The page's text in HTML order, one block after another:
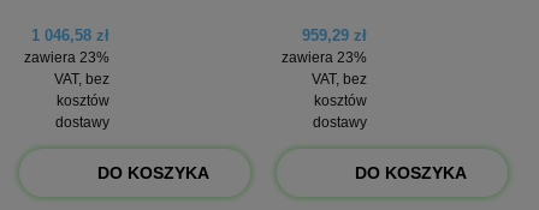
1 046,58 zł
zawiera 23%
VAT, bez
kosztów
dostawy
DO KOSZYKA
959,29 zł
zawiera 23%
VAT, bez
kosztów
dostawy
DO KOSZYKA